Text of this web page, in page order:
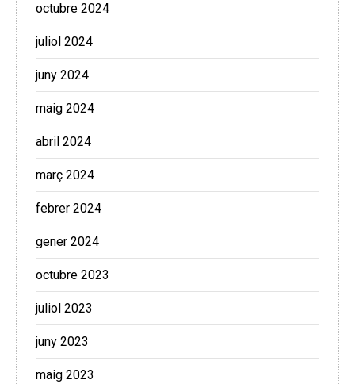
octubre 2024
juliol 2024
juny 2024
maig 2024
abril 2024
març 2024
febrer 2024
gener 2024
octubre 2023
juliol 2023
juny 2023
maig 2023